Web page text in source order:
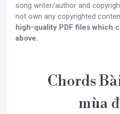
song writer/author and
not own any copyrighted
high-quality PDF files which
above.
Chords
mùa